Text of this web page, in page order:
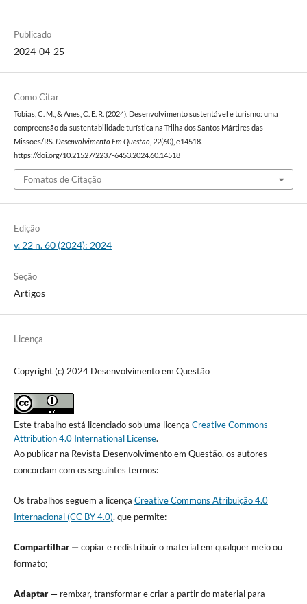
Publicado
2024-04-25
Como Citar
Tobias, C. M., & Anes, C. E. R. (2024). Desenvolvimento sustentável e turismo: uma
compreensão da sustentabilidade turística na Trilha dos Santos Mártires das
Missões/RS. Desenvolvimento Em Questão, 22(60), e14518.
https://doi.org/10.21527/2237-6453.2024.60.14518
Fomatos de Citação
Edição
v. 22 n. 60 (2024): 2024
Seção
Artigos
Licença
Copyright (c) 2024 Desenvolvimento em Questão
Este trabalho está licenciado sob uma licença Creative Commons
Attribution 4.0 International License.
Ao publicar na Revista Desenvolvimento em Questão, os autores
concordam com os seguintes termos:
Os trabalhos seguem a licença Creative Commons Atribuição 4.0
Internacional (CC BY 4.0), que permite:
Compartilhar — copiar e redistribuir o material em qualquer meio ou
formato;
Adaptar — remixar, transformar e criar a partir do material para